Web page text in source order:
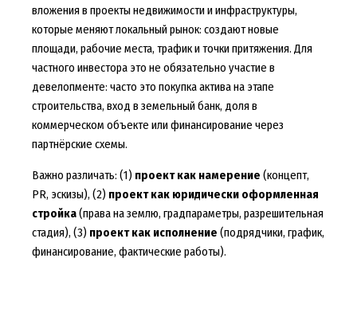
вложения в проекты недвижимости и инфраструктуры,
которые меняют локальный рынок: создают новые
площади, рабочие места, трафик и точки притяжения. Для
частного инвестора это не обязательно участие в
девелопменте: часто это покупка актива на этапе
строительства, вход в земельный банк, доля в
коммерческом объекте или финансирование через
партнёрские схемы.
Важно различать: (1) проект как намерение (концепт,
PR, эскизы), (2) проект как юридически оформленная
стройка(права на землю, градпараметры, разрешительная
стадия), (3) проект как исполнение (подрядчики, график,
финансирование, фактические работы).